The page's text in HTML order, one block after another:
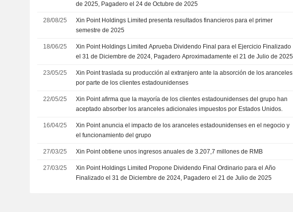
de 2025, Pagadero el 24 de Octubre de 2025
28/08/25
Xin Point Holdings Limited presenta resultados financieros para el primer
semestre de 2025
18/06/25
Xin Point Holdings Limited Aprueba Dividendo Final para el Ejercicio Finalizado
el 31 de Diciembre de 2024, Pagadero Aproximadamente el 21 de Julio de 2025
23/05/25
Xin Point traslada su producción al extranjero ante la absorción de los aranceles
por parte de los clientes estadounidenses
22/05/25
Xin Point afirma que la mayoría de los clientes estadounidenses del grupo han
aceptado absorber los aranceles adicionales impuestos por Estados Unidos.
16/04/25
Xin Point anuncia el impacto de los aranceles estadounidenses en el negocio y
el funcionamiento del grupo
27/03/25 Xin Point obtiene unos ingresos anuales de 3.207,7 millones de RMB
27/03/25
Xin Point Holdings Limited Propone Dividendo Final Ordinario para el Año
Finalizado el 31 de Diciembre de 2024, Pagadero el 21 de Julio de 2025